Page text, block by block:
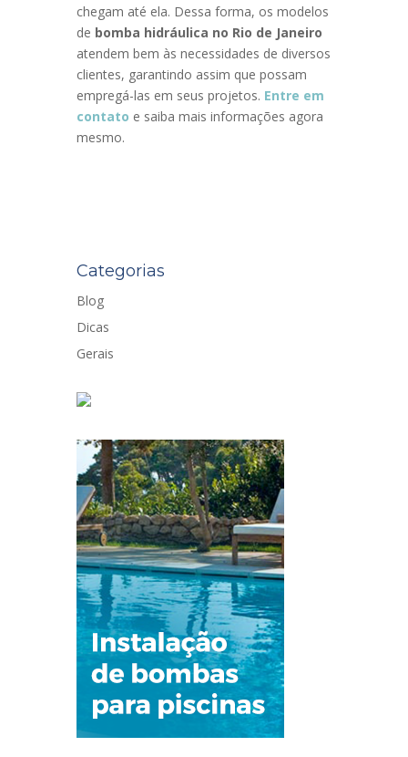
chegam até ela. Dessa forma, os modelos
de bomba hidráulica no Rio de Janeiro
atendem bem às necessidades de diversos
clientes, garantindo assim que possam
empregá-las em seus projetos. Entre em
contato e saiba mais informações agora
mesmo.
Categorias
Blog
Dicas
Gerais